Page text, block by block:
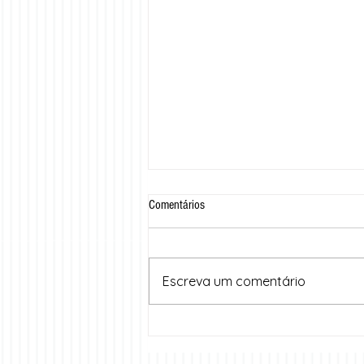
Comentários
Escreva um comentário